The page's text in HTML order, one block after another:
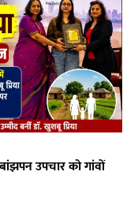
उपचार को गांवों